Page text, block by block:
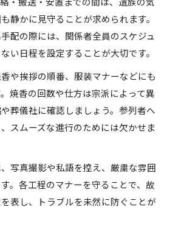
静かに見守ることが求められます。
配の際には、関係者全員のスケジュ
い日程を設定することが大切です。
や挨拶の順番、服装マナーなどにも
焼香の回数や仕方は宗派によって異
葬儀社に確認しましょう。参列者へ
スムーズな進行のためには欠かせま
写真撮影や私語を控え、厳粛な雰囲
。各工程のマナーを守ることで、故
表し、トラブルを未然に防ぐことが